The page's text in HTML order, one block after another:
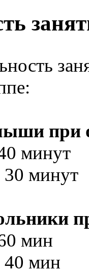
при
минут
30 минут
мин
40 мин